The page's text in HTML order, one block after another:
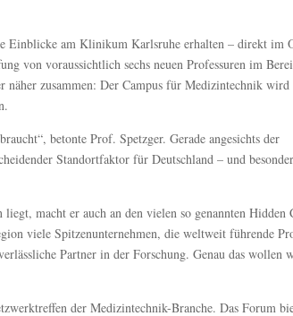
Einblicke am Klinikum Karlsruhe erhalten – direkt im
von voraussichtlich sechs neuen Professuren im
zusammen: Der Campus für Medizintechnik wird
betonte Prof. Spetzger. Gerade angesichts der
Standortfaktor für Deutschland – und
macht er auch an den vielen so genannten Hidden
viele Spitzenunternehmen, die weltweit führende
Partner in der Forschung. Genau das wollen
der Medizintechnik-Branche. Das Forum